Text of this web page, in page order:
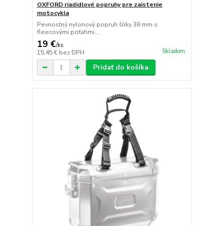
OXFORD riadidlové popruhy pre zaistenie
motocykla
Pevnostný nylonový popruh šírky 38 mm s
fleecovými poťahmi...
19 €/ks
15,45 € bez DPH Skladom
Pridať do košíka